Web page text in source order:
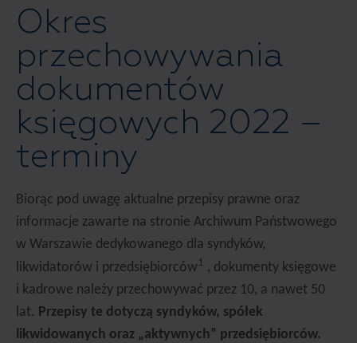
Okres
przechowywania
dokumentów
księgowych 2022 –
terminy
Biorąc pod uwagę aktualne przepisy prawne oraz
informacje zawarte na stronie Archiwum Państwowego
w Warszawie dedykowanego dla syndyków,
likwidatorów i przedsiębiorców 1 , dokumenty księgowe
i kadrowe należy przechowywać przez 10, a nawet 50
lat. Przepisy te dotyczą syndyków, spółek
likwidowanych oraz „aktywnych” przedsiębiorców.